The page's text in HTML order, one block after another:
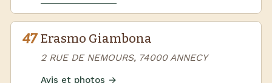
47 Erasmo Giambona
2 RUE DE NEMOURS, 74000 ANNECY
Avis et photos →